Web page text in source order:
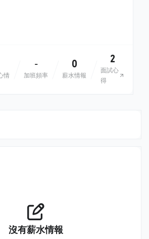
情
-
加班頻率
0
薪水情報
2
面試心
得
沒有薪水情報